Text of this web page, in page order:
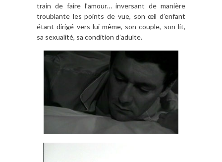
train de faire l’amour… inversant de manière
troublante les points de vue, son œil d’enfant
étant dirigé vers lui-même, son couple, son lit,
sa sexualité, sa condition d’adulte.